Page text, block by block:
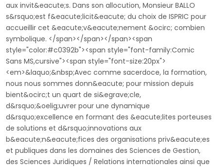
aux invit&eacute;s. Dans son allocution, Monsieur BALLO
s&rsquo;est f&eacute;licit&eacute; du choix de ISPRIC pour
accueillir cet &eacute;v&eacute;nement &ocirc; combien
symbolique. </span></span></span><span
style="color:#c0392b"><span style="font-family:Comic
Sans MS,cursive"><span style="font-size:20px">
<em>&laquo;&nbsp;Avec comme sacerdoce, la formation,
nous nous sommes donn&eacute; pour mission depuis
bient&ocirc;t un quart de si&egrave;cle,
d&rsquo;&oelig;uvrer pour une dynamique
d&rsquo;excellence en formant des &eacute;lites porteuses
de solutions et d&rsquo;innovations aux
b&eacute;n&eacute;fices des organisations priv&eacute;es
et publiques dans les domaines des Sciences de Gestion,
des Sciences Juridiques / Relations internationales ainsi que